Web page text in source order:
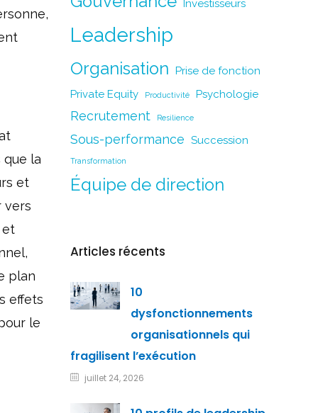
la
et
vers
et
plan
effets
le
Investisseurs
Leadership
Organisation Prise de fonction
Private Equity
Productivité Psychologie
Recrutement Resilience
Sous-performance Succession
Transformation
Équipe de direction
Articles récents
10
dysfonctionnements
organisationnels qui
fragilisent l’exécution
juillet 24, 2026